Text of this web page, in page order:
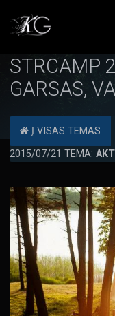
STRCAMP
GARSAS,
Į VISAS TEMAS
2015/07/21 TEMA: